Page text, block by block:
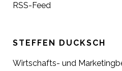
RSS-Feed
STEFFEN DUCKSCH
Wirtschafts- und